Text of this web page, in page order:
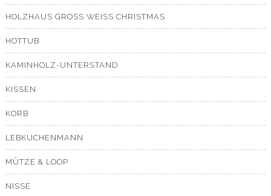
HOLZHAUS GROSS WEISS CHRISTMAS
HOTTUB
KAMINHOLZ-UNTERSTAND
KISSEN
KORB
LEBKUCHENMANN
MÜTZE & LOOP
NISSE